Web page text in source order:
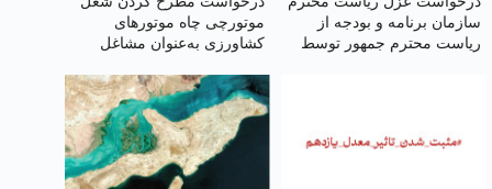
سازمان برنامه و بودجه از
ریاست محترم جمهور توسط
موتورچی چاه موتورهای
کشاورزی به‌عنوان مشاغل